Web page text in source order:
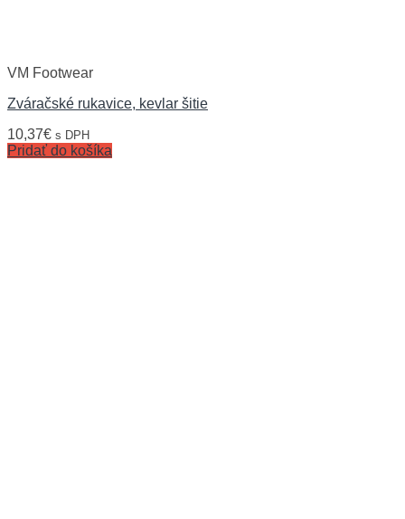
VM Footwear
Zváračské rukavice, kevlar šitie
10,37€ s DPH
Pridať do košíka